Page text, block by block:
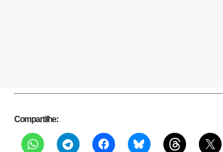
Compartilhe: